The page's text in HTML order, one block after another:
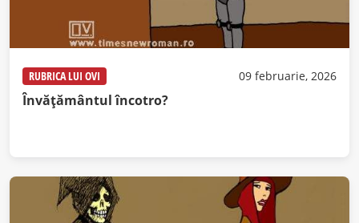
RUBRICA LUI OVI 09 februarie, 2026
Învățământul încotro?